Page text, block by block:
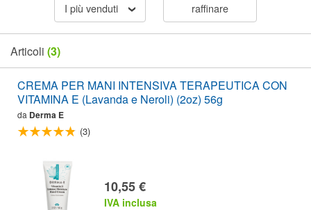
I più venduti raffinare
Articoli (3)
CREMA PER MANI INTENSIVA TERAPEUTICA CON
VITAMINA E (Lavanda e Neroli) (2oz) 56g
da Derma E
(3)
10,55 €
IVA inclusa